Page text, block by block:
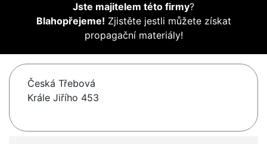
Jste majitelem této firmy?
Blahopřejeme! Zjistěte jestli můžete získat
propagační materiály!
Česká Třebová
Krále Jiřího 453